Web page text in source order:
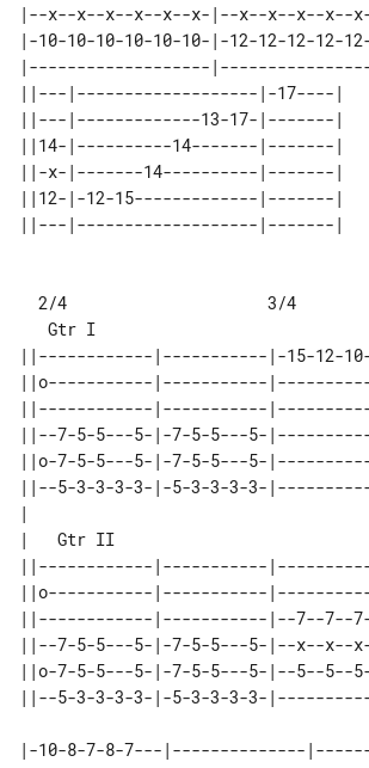
|--x--x--x--x--x--x-|--x--x--x--x--
|-10-10-10-10-10-10-|-12-12-12-12-
|-------------------
||---|-------------------|-17----|
||---|-------------13-17-|-------|
||14-|----------14-------|-------|
||-x-|-------14----------|-------|
||12-|-12-15-------------|-------|
||------------|-----------|-15-12-10-
||o-----------|-----------
||------------|-----------
||--7-5-5---5-|-7-5-5---5-
||o-7-5-5---5-|-7-5-5---5-
||--5-3-3-3-3-|-5-3-3-3-3-
|
|   Gtr II
||------------|-----------
||o-----------|-----------
||------------|-----------|--7--7--
||--7-5-5---5-|-7-5-5---5-|--x--x--
||o-7-5-5---5-|-7-5-5---5-|--5--5--
||--5-3-3-3-3-|-5-3-3-3-3-
|-10-8-7-8-7---|--------------